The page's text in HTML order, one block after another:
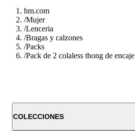
hm.com
/Mujer
/Lenceria
/Bragas y calzones
/Packs
/Pack de 2 colaless thong de encaje
COLECCIONES